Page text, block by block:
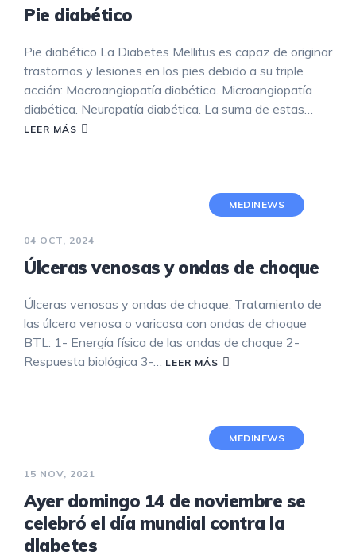
Pie diabético
Pie diabético La Diabetes Mellitus es capaz de originar
trastornos y lesiones en los pies debido a su triple
acción: Macroangiopatía diabética. Microangiopatía
diabética. Neuropatía diabética. La suma de estas…
LEER MÁS
MEDINEWS
04 OCT, 2024
Úlceras venosas y ondas de choque
Úlceras venosas y ondas de choque. Tratamiento de
las úlcera venosa o varicosa con ondas de choque
BTL: 1- Energía física de las ondas de choque 2-
Respuesta biológica 3-… LEER MÁS
MEDINEWS
15 NOV, 2021
Ayer domingo 14 de noviembre se
celebró el día mundial contra la
diabetes